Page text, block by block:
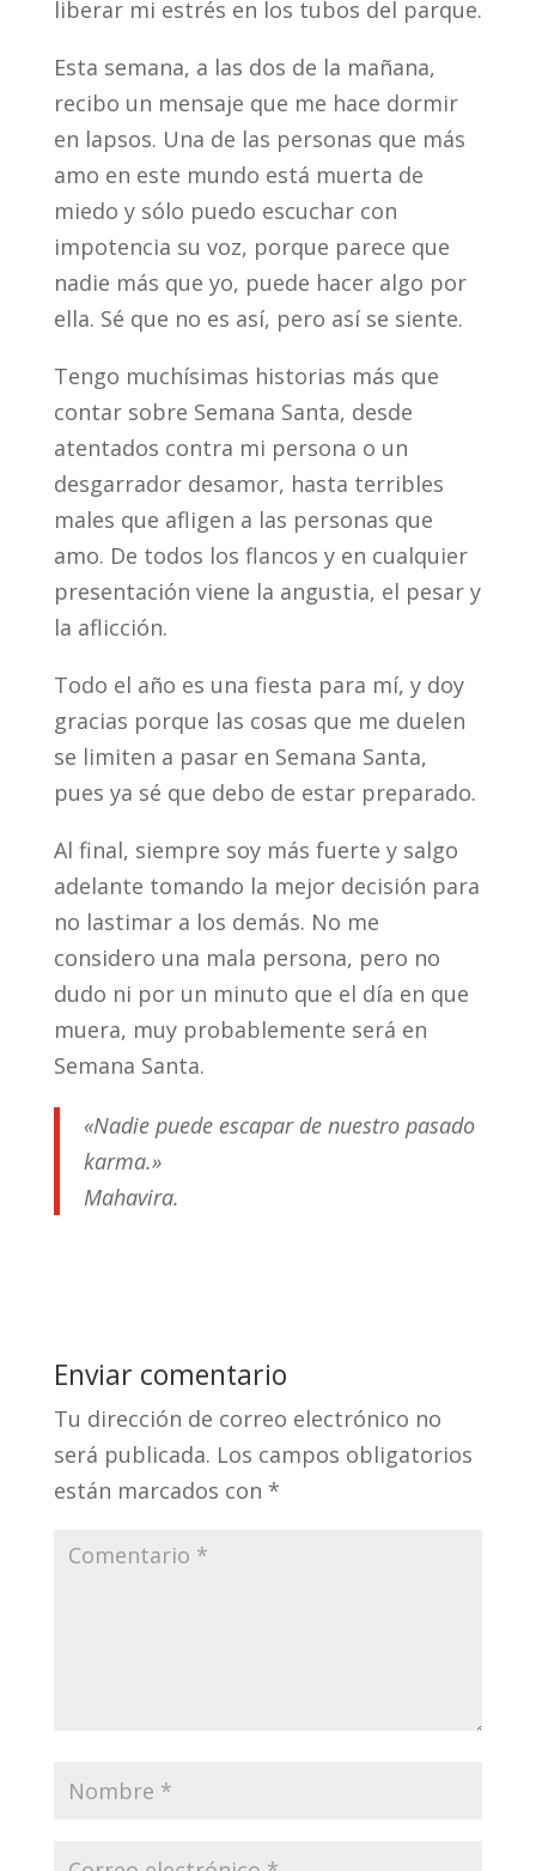
liberar mi estrés en los tubos del parque.
Esta semana, a las dos de la mañana,
recibo un mensaje que me hace dormir
en lapsos. Una de las personas que más
amo en este mundo está muerta de
miedo y sólo puedo escuchar con
impotencia su voz, porque parece que
nadie más que yo, puede hacer algo por
ella. Sé que no es así, pero así se siente.
Tengo muchísimas historias más que
contar sobre Semana Santa, desde
atentados contra mi persona o un
desgarrador desamor, hasta terribles
males que afligen a las personas que
amo. De todos los flancos y en cualquier
presentación viene la angustia, el pesar y
la aflicción.
Todo el año es una fiesta para mí, y doy
gracias porque las cosas que me duelen
se limiten a pasar en Semana Santa,
pues ya sé que debo de estar preparado.
Al final, siempre soy más fuerte y salgo
adelante tomando la mejor decisión para
no lastimar a los demás. No me
considero una mala persona, pero no
dudo ni por un minuto que el día en que
muera, muy probablemente será en
Semana Santa.
«Nadie puede escapar de nuestro pasado
karma.»
Mahavira.
Enviar comentario
Tu dirección de correo electrónico no
será publicada. Los campos obligatorios
están marcados con *